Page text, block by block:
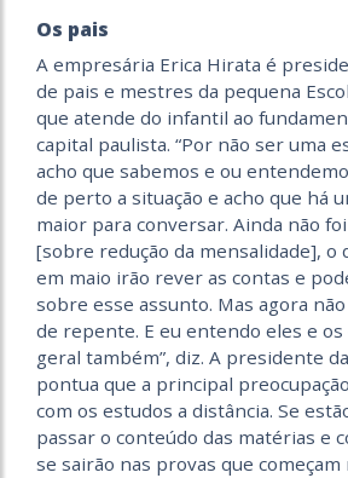
Os pais
A empresária Erica Hirata é
de pais e mestres da pequena
que atende do infantil ao
capital paulista. “Por não ser uma
acho que sabemos e ou
de perto a situação e acho que há
maior para conversar. Ainda não
[sobre redução da mensalidade], o
em maio irão rever as contas e
sobre esse assunto. Mas agora
de repente. E eu entendo eles e
geral também”, diz. A presidente
pontua que a principal
com os estudos a distância. Se
passar o conteúdo das matérias e
se sairão nas provas que começam